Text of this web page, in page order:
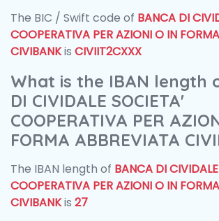
The BIC / Swift code of BANCA DI
COOPERATIVA PER AZIONI O IN
CIVIBANKis CIVIIT2CXXX
What is the IBAN length
DI CIVIDALE SOCIETA'
COOPERATIVA PER
FORMA ABBREVIATA
The IBAN length of BANCA DI
COOPERATIVA PER AZIONI O IN
CIVIBANKis 27